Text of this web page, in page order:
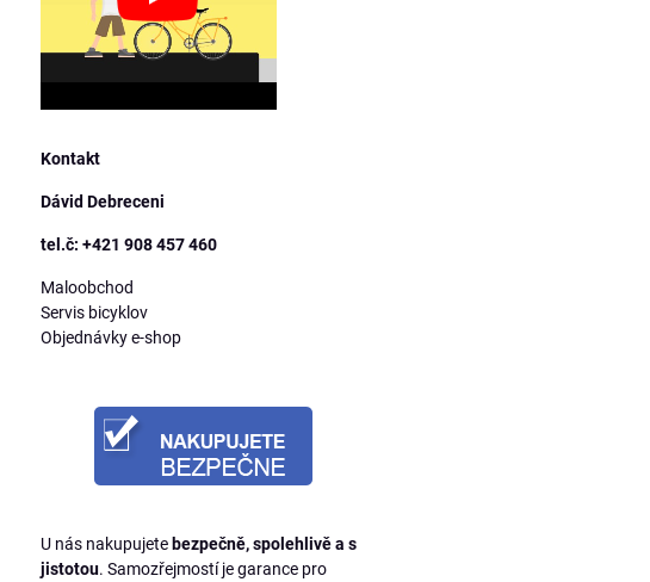
Kontakt
Dávid Debreceni
tel.č: +421 908 457 460
Maloobchod
Servis bicyklov
Objednávky e-shop
U nás nakupujete bezpečně, spolehlivě a s
jistotou. Samozřejmostí je garance pro